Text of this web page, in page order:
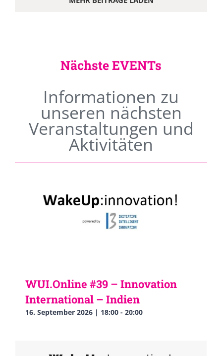
Nächste EVENTs
Informationen zu
unseren nächsten
Veranstaltungen und
Aktivitäten
WUI.Online #39 – Innovation
International – Indien
16. September 2026 | 18:00 - 20:00